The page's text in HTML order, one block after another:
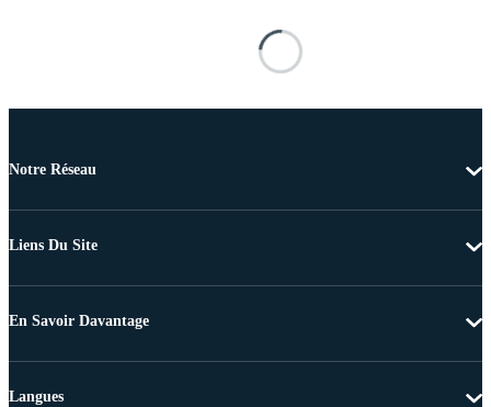
Notre Réseau
Liens Du Site
En Savoir Davantage
Langues